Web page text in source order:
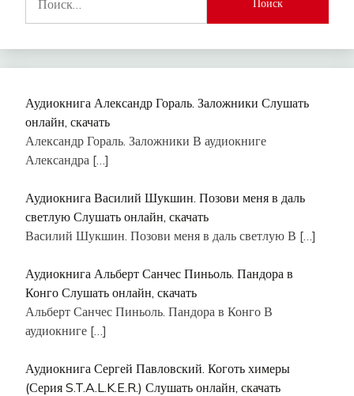
Аудиокнига Александр Гораль. Заложники Слушать
онлайн, скачать
Александр Гораль. Заложники В аудиокниге
Александра […]
Аудиокнига Василий Шукшин. Позови меня в даль
светлую Слушать онлайн, скачать
Василий Шукшин. Позови меня в даль светлую В […]
Аудиокнига Альберт Санчес Пиньоль. Пандора в
Конго Слушать онлайн, скачать
Альберт Санчес Пиньоль. Пандора в Конго В
аудиокниге […]
Аудиокнига Сергей Павловский. Коготь химеры
(Серия S.T.A.L.K.E.R.) Слушать онлайн, скачать